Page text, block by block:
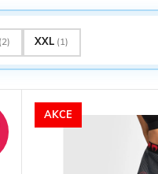
(2) XXL (1)
AKCE